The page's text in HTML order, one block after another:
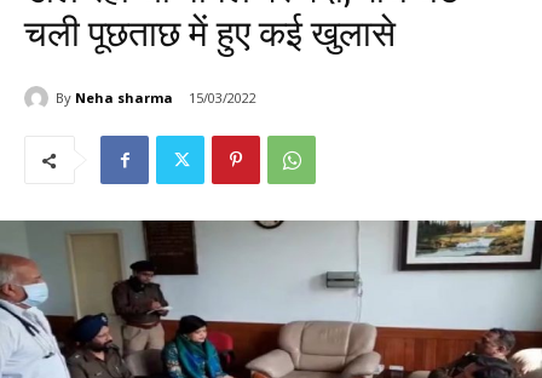
चली पूछताछ में हुए कई खुलासे
By Neha sharma 15/03/2022